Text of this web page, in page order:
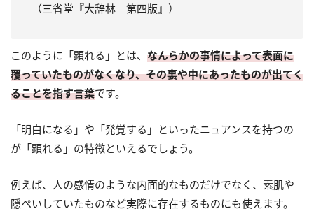
（三省堂『大辞林 第四版』）
このように「顕れる」とは、 なんらかの事情によって表面に
覆っていたものがなくなり、その裏や中にあったものが出てく
ることを指す言葉です。
「明白になる」や「発覚する」といったニュアンスを持つの
が「顕れる」の特徴といえるでしょう。
例えば、人の感情のような内面的なものだけでなく、素肌や
隠ぺいしていたものなど実際に存在するものにも使えます。